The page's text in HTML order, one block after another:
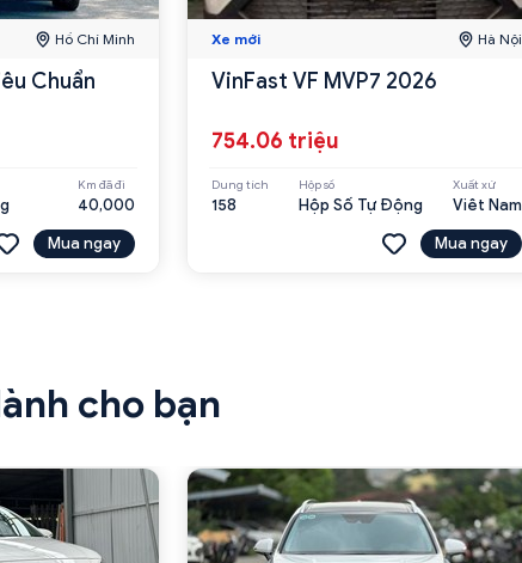
Hồ Chí Minh
Chuẩn
Km đã đi
40,000
Mua ngay
Xe mới Hà Nội
VinFast VF MVP7 2026
754.06 triệu
Dung tích
158
Hộp số
Hộp Số Tự Động
Xuất xứ
Viêt Nam
Mua ngay
cho bạn